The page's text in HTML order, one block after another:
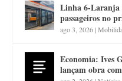
Linha 6-Laranja
passageiros no
ago 3, 2026|
Economia: Ives
lançam obra